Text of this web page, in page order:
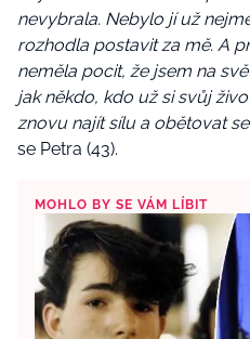
nevybrala. Nebylo jí už
rozhodla postavit za mě. A
neměla pocit, že jsem na
jak někdo, kdo už si svůj
znovu najít sílu a obětovat
se Petra (43).
MOHLO BY SE VÁM LÍBIT